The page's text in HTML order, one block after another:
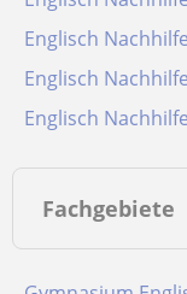
Englisch
Englisch
Englisch
Fachgebiete